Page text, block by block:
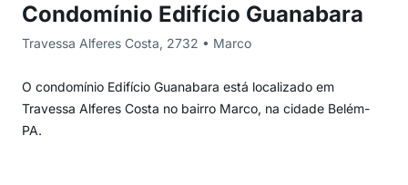
Condomínio Edifício Guanabara
Travessa Alferes Costa, 2732 • Marco
O condomínio Edifício Guanabara está localizado em
Travessa Alferes Costa no bairro Marco, na cidade Belém-
PA.